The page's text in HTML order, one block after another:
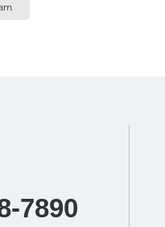
7890